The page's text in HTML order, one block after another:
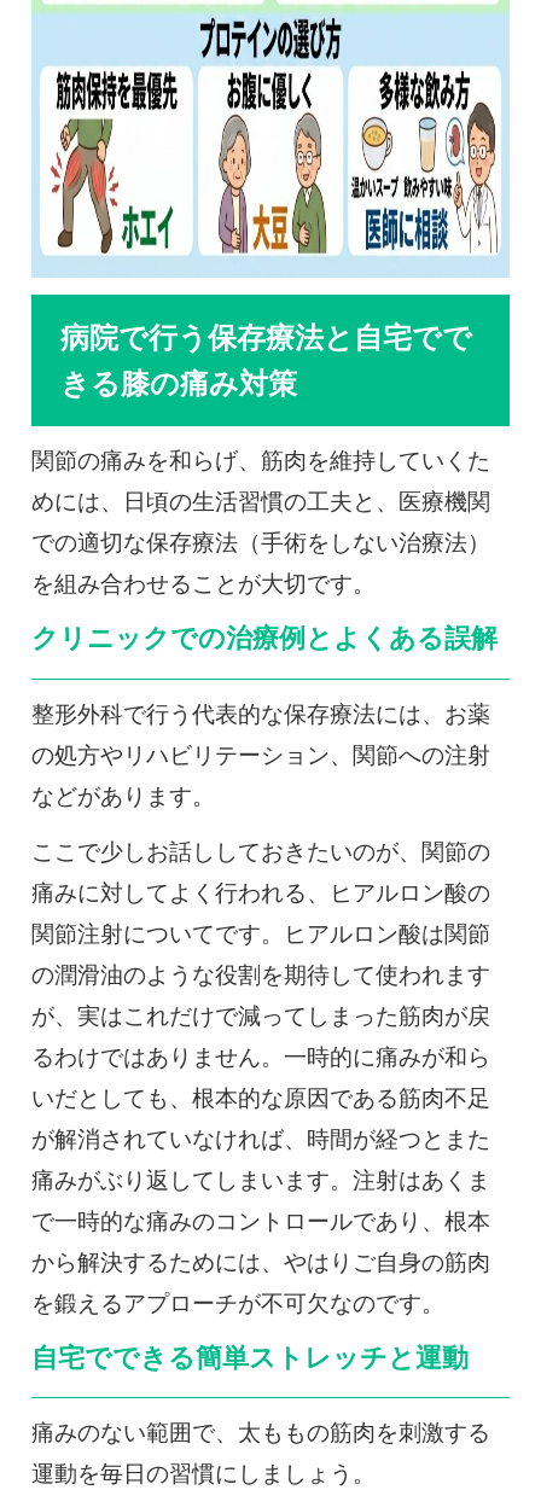
病院で行う保存療法と自宅でで
きる膝の痛み対策
関節の痛みを和らげ、筋肉を維持していくた
めには、日頃の生活習慣の工夫と、医療機関
での適切な保存療法（手術をしない治療法）
を組み合わせることが大切です。
クリニックでの治療例とよくある誤解
整形外科で行う代表的な保存療法には、お薬
の処方やリハビリテーション、関節への注射
などがあります。
ここで少しお話ししておきたいのが、関節の
痛みに対してよく行われる、ヒアルロン酸の
関節注射についてです。ヒアルロン酸は関節
の潤滑油のような役割を期待して使われます
が、実はこれだけで減ってしまった筋肉が戻
るわけではありません。一時的に痛みが和ら
いだとしても、根本的な原因である筋肉不足
が解消されていなければ、時間が経つとまた
痛みがぶり返してしまいます。注射はあくま
で一時的な痛みのコントロールであり、根本
から解決するためには、やはりご自身の筋肉
を鍛えるアプローチが不可欠なのです。
自宅でできる簡単ストレッチと運動
痛みのない範囲で、太ももの筋肉を刺激する
運動を毎日の習慣にしましょう。